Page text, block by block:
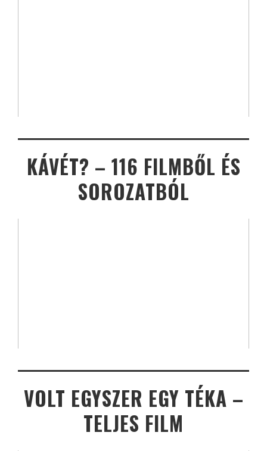
KÁVÉT? – 116 FILMBŐL ÉS
SOROZATBÓL
VOLT EGYSZER EGY TÉKA –
TELJES FILM